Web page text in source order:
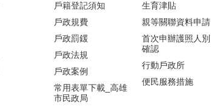
戶籍登記須知
戶政規費
戶政罰鍰
戶政法規
戶政案例
常用表單下載_高雄
市民政局
生育津貼
親等關聯資料申請
首次申辦護照人別
確認
行動戶政所
便民服務措施